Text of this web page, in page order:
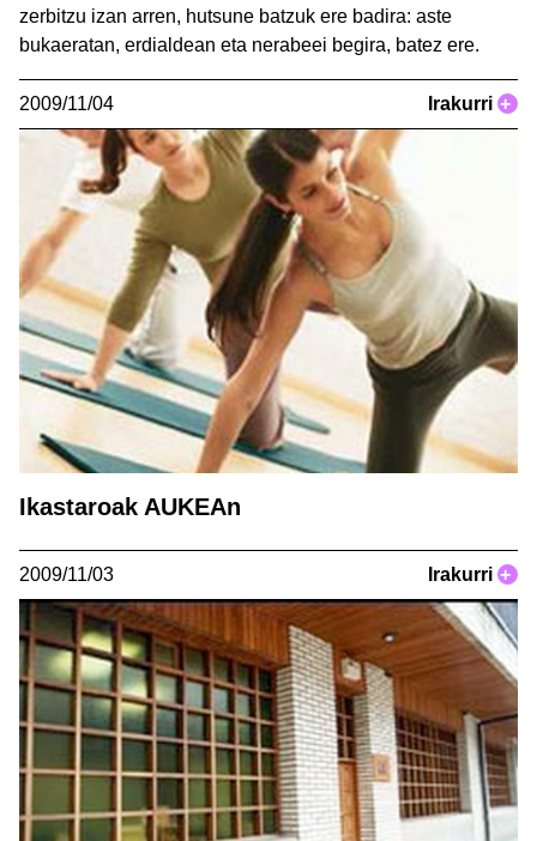
zerbitzu izan arren, hutsune batzuk ere badira: aste
bukaeratan, erdialdean eta nerabeei begira, batez ere.
2009/11/04 Irakurri +
Ikastaroak AUKEAn
2009/11/03 Irakurri +